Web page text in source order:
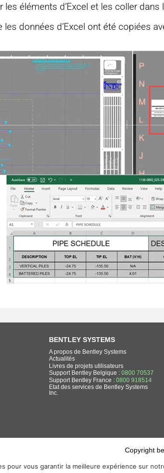
les éléments d’Excel et les coller dans
les données d’Excel ont été copiées
BENTLEY SYSTEMS
A propos de Bentley Systems
Actualités
Livres de projets utilisateurs
Support Bentley Belgique : 0800 70537
Support Bentley France : 0800 918514
Etat des services de Bentley Systems
Inc.
Copyright
pour vous garantir la meilleure expérience sur